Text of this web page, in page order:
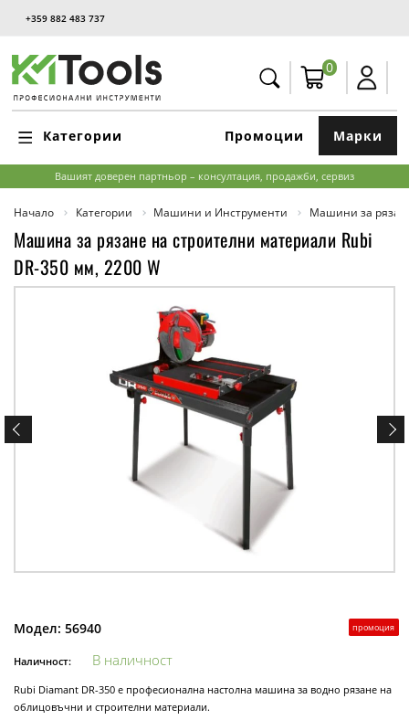
+359 882 483 737
0
Категории Марки
Промоции
Вашият доверен партньор – консултация, продажби, сервиз
Начало Категории Машини и Инструменти Машини за
Машина за рязане на строителни материали Rubi
DR-350 мм, 2200 W
промоция
Модел: 56940
Наличност: В наличност
Rubi Diamant DR-350 е професионална настолна машина за водно рязане на
облицовъчни и строителни материали.